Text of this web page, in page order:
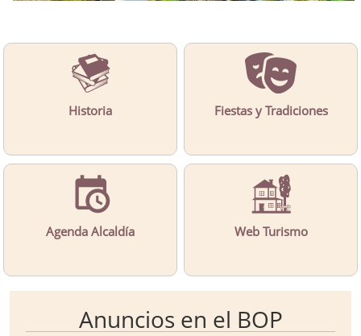
Historia Fiestas y Tradiciones
Agenda Alcaldía Web Turismo
Anuncios en el BOP